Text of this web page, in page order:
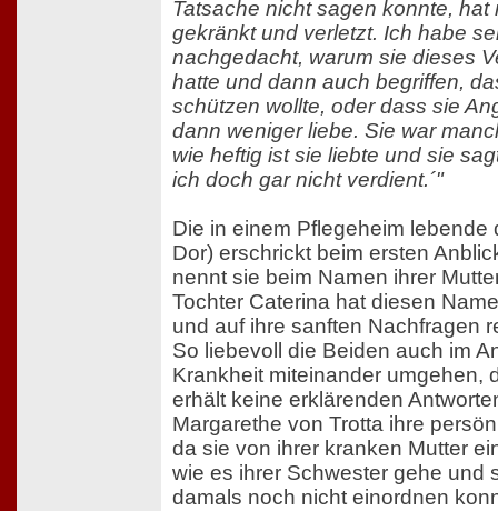
Tatsache nicht sagen konnte, hat
gekränkt und verletzt. Ich habe
nachgedacht, warum sie dieses
hatte und dann auch begriffen,
schützen wollte, oder dass sie
dann weniger liebe. Sie war
wie heftig ist sie liebte und sie
ich doch gar nicht verdient.´"
Die in einem Pflegeheim lebende
Dor) erschrickt beim ersten
nennt sie beim Namen ihrer
Tochter Caterina hat diesen
und auf ihre sanften Nachfragen
So liebevoll die Beiden auch im
Krankheit miteinander umgehen,
erhält keine erklärenden
Margarethe von Trotta ihre
da sie von ihrer kranken Mutter
wie es ihrer Schwester gehe und
damals noch nicht einordnen